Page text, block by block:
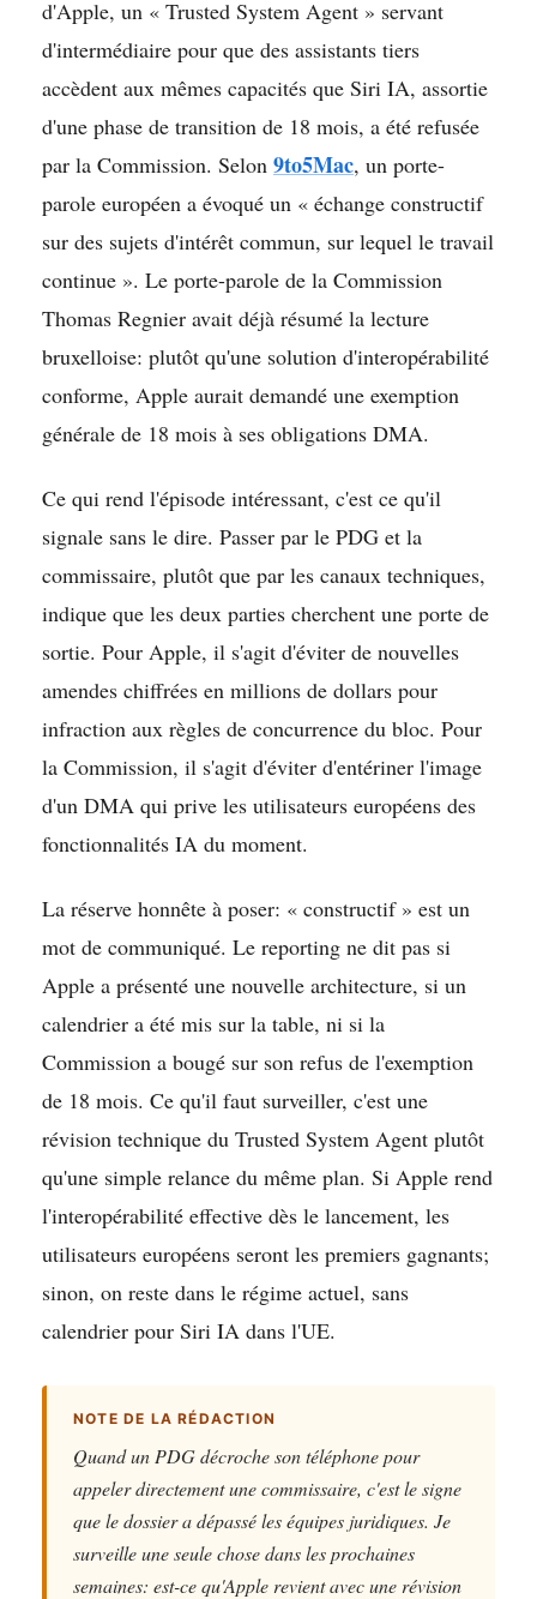
d'Apple, un « Trusted System Agent » servant
d'intermédiaire pour que des assistants tiers
accèdent aux mêmes capacités que Siri IA, assortie
d'une phase de transition de 18 mois, a été refusée
par la Commission. Selon 9to5Mac, un porte-
parole européen a évoqué un « échange constructif
sur des sujets d'intérêt commun, sur lequel le travail
continue ». Le porte-parole de la Commission
Thomas Regnier avait déjà résumé la lecture
bruxelloise: plutôt qu'une solution d'interopérabilité
conforme, Apple aurait demandé une exemption
générale de 18 mois à ses obligations DMA.
Ce qui rend l'épisode intéressant, c'est ce qu'il
signale sans le dire. Passer par le PDG et la
commissaire, plutôt que par les canaux techniques,
indique que les deux parties cherchent une porte de
sortie. Pour Apple, il s'agit d'éviter de nouvelles
amendes chiffrées en millions de dollars pour
infraction aux règles de concurrence du bloc. Pour
la Commission, il s'agit d'éviter d'entériner l'image
d'un DMA qui prive les utilisateurs européens des
fonctionnalités IA du moment.
La réserve honnête à poser: « constructif » est un
mot de communiqué. Le reporting ne dit pas si
Apple a présenté une nouvelle architecture, si un
calendrier a été mis sur la table, ni si la
Commission a bougé sur son refus de l'exemption
de 18 mois. Ce qu'il faut surveiller, c'est une
révision technique du Trusted System Agent plutôt
qu'une simple relance du même plan. Si Apple rend
l'interopérabilité effective dès le lancement, les
utilisateurs européens seront les premiers gagnants;
sinon, on reste dans le régime actuel, sans
calendrier pour Siri IA dans l'UE.
NOTE DE LA RÉDACTION
Quand un PDG décroche son téléphone pour
appeler directement une commissaire, c'est le signe
que le dossier a dépassé les équipes juridiques. Je
surveille une seule chose dans les prochaines
semaines: est-ce qu'Apple revient avec une révision